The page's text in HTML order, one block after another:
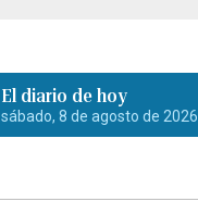
El diario de hoy
sábado, 8 de agosto de 2026